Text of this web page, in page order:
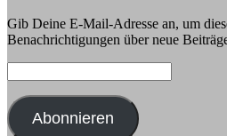
Gib Deine E-Mail-Adresse an, um
Benachrichtigungen über neue
Mail-
Adresse:
Abonnieren